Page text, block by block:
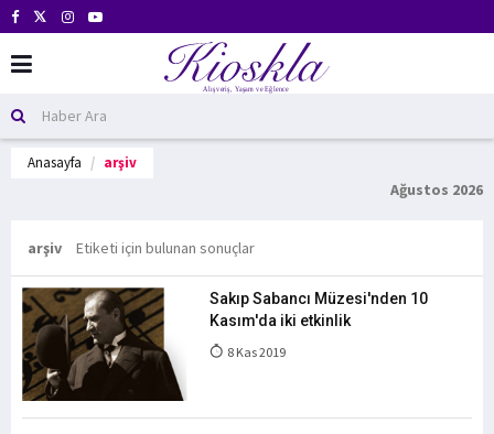
Anasayfa arşiv
Ağustos 2026
arşiv Etiketi için bulunan sonuçlar
Sakıp Sabancı Müzesi'nden 10
Kasım'da iki etkinlik
8 Kas 2019